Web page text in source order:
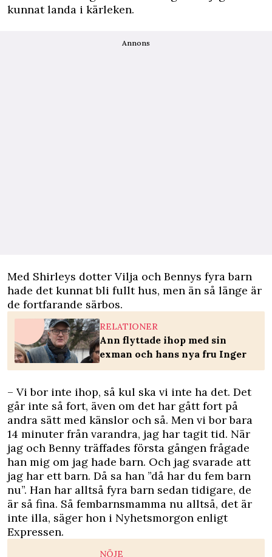
kunnat landa i kärleken.
Annons
Med Shirleys dotter Vilja och Bennys fyra barn
hade det kunnat bli fullt hus, men än så länge är
de fortfarande särbos.
RELATIONER
Ann flyttade ihop med sin
exman och hans nya fru Inger
– Vi bor inte ihop, så kul ska vi inte ha det. Det
går inte så fort, även om det har gått fort på
andra sätt med känslor och så. Men vi bor bara
14 minuter från varandra, jag har tagit tid. När
jag och Benny träffades första gången frågade
han mig om jag hade barn. Och jag svarade att
jag har ett barn. Då sa han ”då har du fem barn
nu”. Han har alltså fyra barn sedan tidigare, de
är så fina. Så fembarnsmamma nu alltså, det är
inte illa, säger hon i Nyhetsmorgon enligt
Expressen.
NÖJE